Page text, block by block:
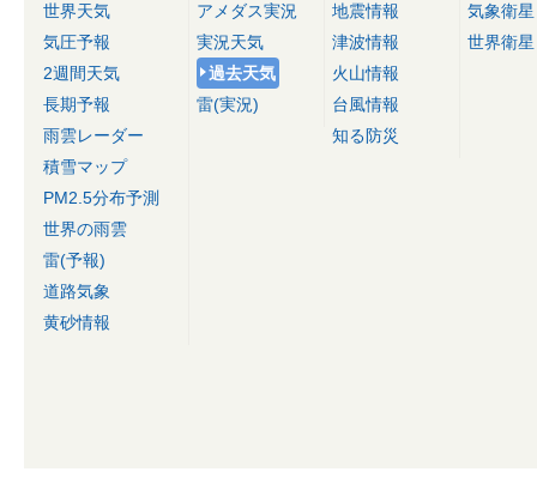
世界天気
気圧予報
2週間天気
長期予報
雨雲レーダー
積雪マップ
PM2.5分布予測
世界の雨雲
雷(予報)
道路気象
黄砂情報
アメダス実況
実況天気
過去天気
雷(実況)
地震情報
津波情報
火山情報
台風情報
知る防災
気象衛星
世界衛星